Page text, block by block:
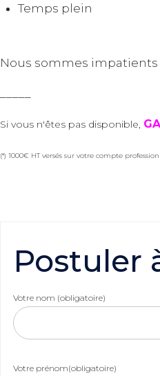
Temps plein
Nous sommes
Si vous n'êtes pas disponible,
(*) 1000€ HT versés sur votre compte
Postuler
Votre nom (obligatoire)
Votre prénom(obligatoire)